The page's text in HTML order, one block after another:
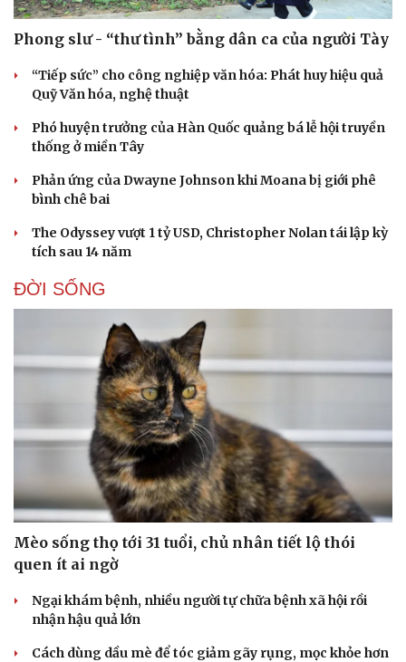
Phong slư - “thư tình” bằng dân ca của người Tày
“Tiếp sức” cho công nghiệp văn hóa: Phát huy hiệu quả
Quỹ Văn hóa, nghệ thuật
Phó huyện trưởng của Hàn Quốc quảng bá lễ hội truyền
thống ở miền Tây
Phản ứng của Dwayne Johnson khi Moana bị giới phê
bình chê bai
The Odyssey vượt 1 tỷ USD, Christopher Nolan tái lập kỳ
tích sau 14 năm
ĐỜI SỐNG
Mèo sống thọ tới 31 tuổi, chủ nhân tiết lộ thói
quen ít ai ngờ
Ngại khám bệnh, nhiều người tự chữa bệnh xã hội rồi
nhận hậu quả lớn
Cách dùng dầu mè để tóc giảm gãy rụng, mọc khỏe hơn